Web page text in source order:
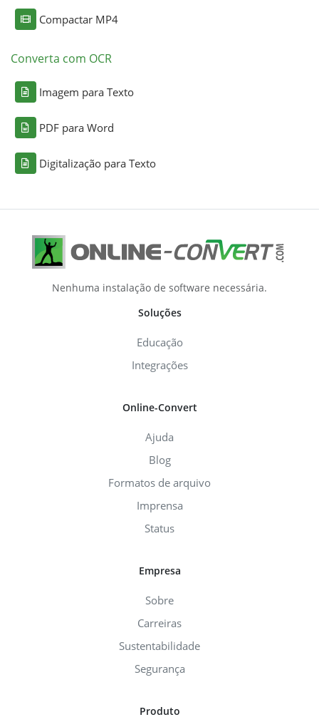
Compactar MP4
Converta com OCR
Imagem para Texto
PDF para Word
Digitalização para Texto
Nenhuma instalação de software necessária.
Soluções
Educação
Integrações
Online-Convert
Ajuda
Blog
Formatos de arquivo
Imprensa
Status
Empresa
Sobre
Carreiras
Sustentabilidade
Segurança
Produto